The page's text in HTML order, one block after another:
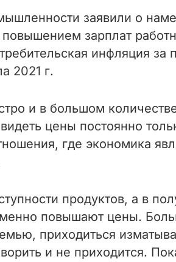
заявили о
зарплат
инфляция за
2021 г.
и в большом
цены постоянно
где экономика
продуктов, а в
повышают цены.
приходиться
и не приходится.